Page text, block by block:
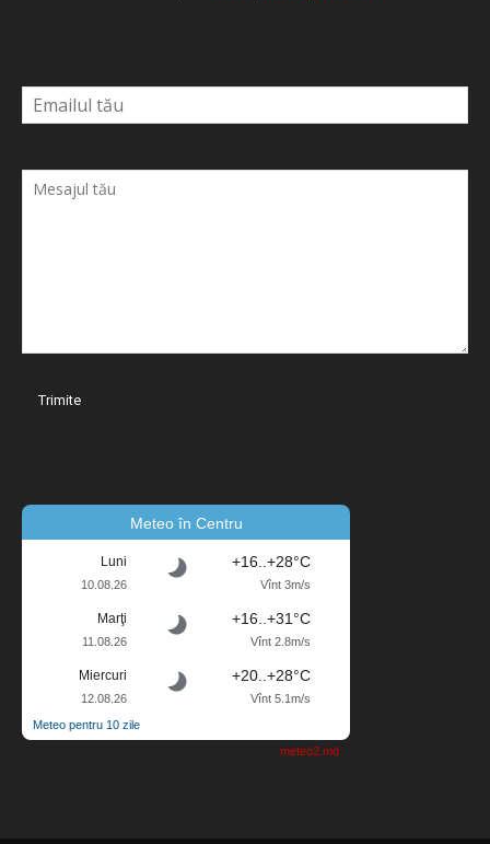
Meteo în Centru
Luni
10.08.26
+16..+28°C
Vînt 3m/s
Marţi
11.08.26
+16..+31°C
Vînt 2.8m/s
Miercuri
12.08.26
+20..+28°C
Vînt 5.1m/s
Meteo pentru 10 zile
meteo2.md